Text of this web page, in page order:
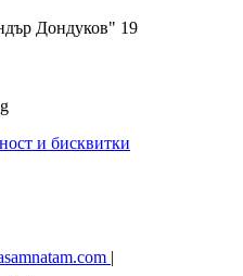
Дондуков" 19
и бисквитки
|